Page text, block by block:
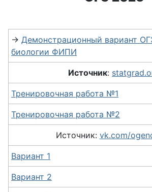
→ Демонстрационный вариант
биологии ФИПИ
Источник:
Тренировочная работа №1
Тренировочная работа №2
Источник: vk.com/
Вариант 1
Вариант 2